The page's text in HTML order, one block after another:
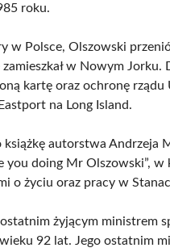
roku.
w Polsce, Olszowski
w Nowym Jorku.
kartę oraz ochronę
na Long Island.
autorstwa Andrzeja
you doing Mr Olszowski”,
o życiu oraz pracy w
żyjącym ministrem
92 lat. Jego ostatnim